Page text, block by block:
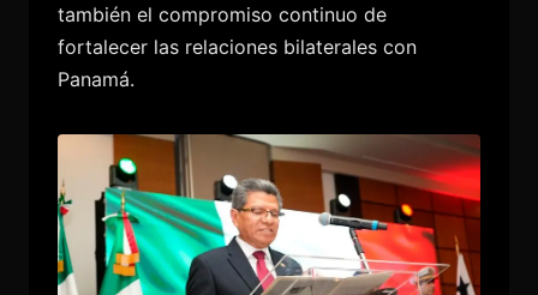
también el compromiso continuo de
fortalecer las relaciones bilaterales con
Panamá.